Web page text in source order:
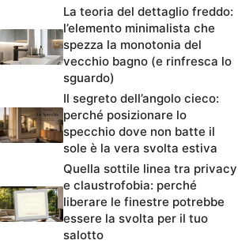
La teoria del dettaglio freddo:
l’elemento minimalista che
spezza la monotonia del
vecchio bagno (e rinfresca lo
sguardo)
Il segreto dell’angolo cieco:
perché posizionare lo
specchio dove non batte il
sole è la vera svolta estiva
Quella sottile linea tra privacy
e claustrofobia: perché
liberare le finestre potrebbe
essere la svolta per il tuo
salotto